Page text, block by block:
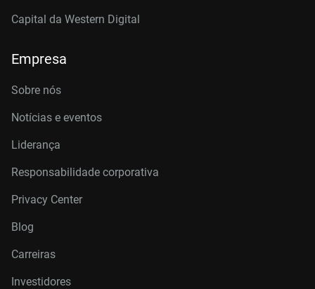
Capital da Western Digital
Empresa
Sobre nós
Notícias e eventos
Liderança
Responsabilidade corporativa
Privacy Center
Blog
Carreiras
Investidores